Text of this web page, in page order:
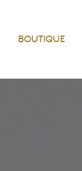
BOUTIQUE